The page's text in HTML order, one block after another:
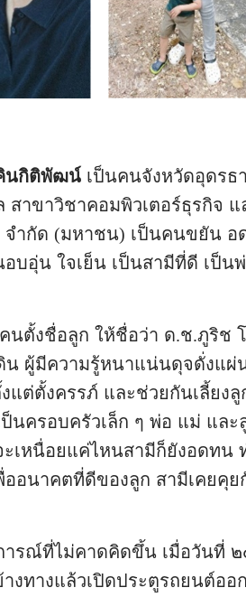
นกิติพัฒน์ เป็นคนจังหวัดอุดรธ
าขาวิชาคอมพิวเตอร์ธุรกิจ แ
ำกัด (มหาชน) เป็นคนขยัน อ
บอุ่น ใจเย็น เป็นสามีที่ดี เป็
นตั้งชื่อลูก ให้ชื่อว่า ด.ช.ภูริช
น ผู้มีความรู้หนาแน่นดุจดั่งแ
ต่ตั้งครรภ์ และช่วยกันเลี้ยงลู
ป็นครอบครัวเล็ก ๆ พ่อ แม่ แล
เหนื่อยแค่ไหนสามีก็ยังอดทน
ออนาคตที่ดีของลูก สามีเคยคุ
ารณ์ที่ไม่คาดคิดขึ้น เมื่อวันที่
งทางแล้วเปิดประตูรถยนต์อ